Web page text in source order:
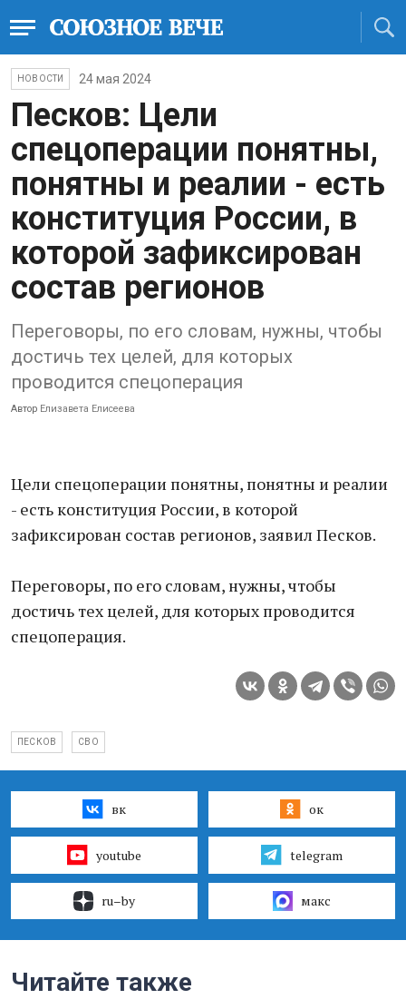
НОВОСТИ 24 мая 2024
Песков: Цели
спецоперации понятны,
понятны и реалии - есть
конституция России, в
которой зафиксирован
состав регионов
Переговоры, по его словам, нужны, чтобы
достичь тех целей, для которых
проводится спецоперация
Автор Елизавета Елисеева
Цели спецоперации понятны, понятны и реалии
- есть конституция России, в которой
зафиксирован состав регионов, заявил Песков.
Переговоры, по его словам, нужны, чтобы
достичь тех целей, для которых проводится
спецоперация.
ПЕСКОВ СВО
вк ок
youtube telegram
ru–by макс
Читайте также